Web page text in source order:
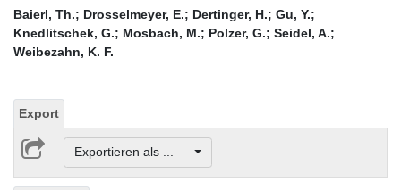
Baierl, Th.; Drosselmeyer, E.; Dertinger, H.; Gu, Y.;
Knedlitschek, G.; Mosbach, M.; Polzer, G.; Seidel, A.;
Weibezahn, K. F.
Export
Exportieren als ...